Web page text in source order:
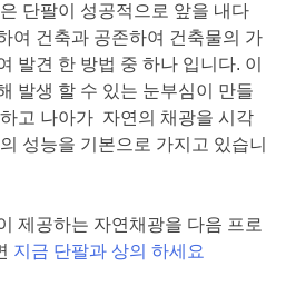
단팔이 성공적으로 앞을 내다
여 건축과 공존하여 건축물의 가
발견 한 방법 중 하나 입니다. 이
발생 할 수 있는 눈부심이 만들
고 나아가 자연의 채광을 시각
성능을 기본으로 가지고 있습니
제공하는 자연채광을 다음 프로
지금 단팔과 상의 하세요